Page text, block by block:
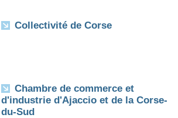
Collectivité de Corse
Chambre de commerce et
d'industrie d'Ajaccio et de la Corse-
du-Sud